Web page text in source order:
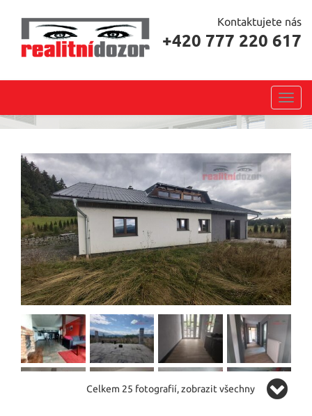
Kontaktujete nás
+420 777 220 617
Celkem 25 fotografií, zobrazit všechny